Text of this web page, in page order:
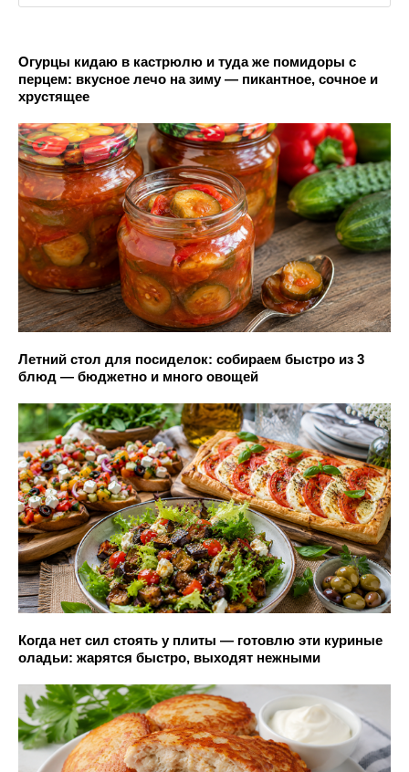
Огурцы кидаю в кастрюлю и туда же помидоры с
перцем: вкусное лечо на зиму — пикантное, сочное и
хрустящее
Летний стол для посиделок: собираем быстро из 3
блюд — бюджетно и много овощей
Когда нет сил стоять у плиты — готовлю эти куриные
оладьи: жарятся быстро, выходят нежными